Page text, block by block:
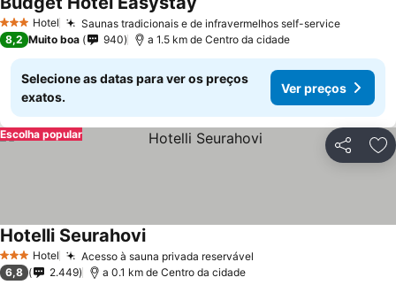
3 EstrelasHotel Saunas tradicionais e de infravermelhos self-service
8,2 Muito boa 940 a 1.5 km de Centro da cidade
Selecione as datas para ver os preços
exatos.
Ver preços
Partilhar
Escolha popular
3 EstrelasHotel Acesso à sauna privada reservável
Hotelli Seurahovi
6,8 2.449 a 0.1 km de Centro da cidade